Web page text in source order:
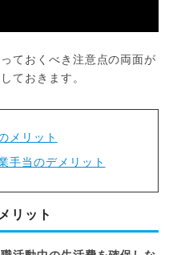
ておくべき注意点の両面が
ておきます。
メリット
手当のデメリット
リット